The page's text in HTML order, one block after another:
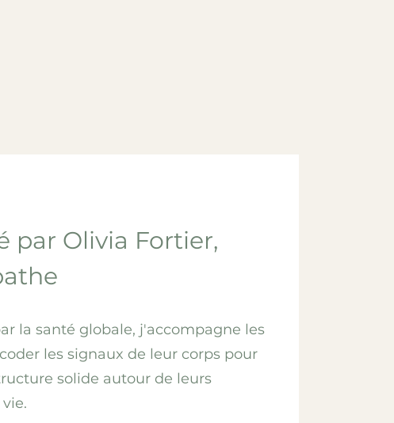
par Olivia Fortier,
la santé globale, j'accompagne les
les signaux de leur corps pour
solide autour de leurs